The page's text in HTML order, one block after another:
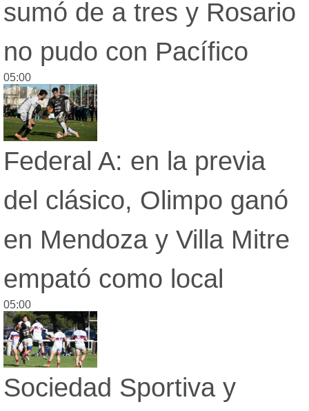
sumó de a tres y Rosario
no pudo con Pacífico
05:00
Federal A: en la previa
del clásico, Olimpo ganó
en Mendoza y Villa Mitre
empató como local
05:00
Sociedad Sportiva y